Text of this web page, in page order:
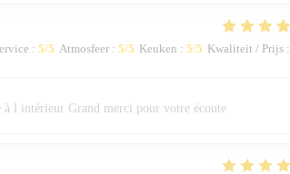
: 5/5 Atmosfeer: 5/5 Keuken : 5/5 Kwaliteit / Prijs:
à l intérieur Grand merci pour votre écoute